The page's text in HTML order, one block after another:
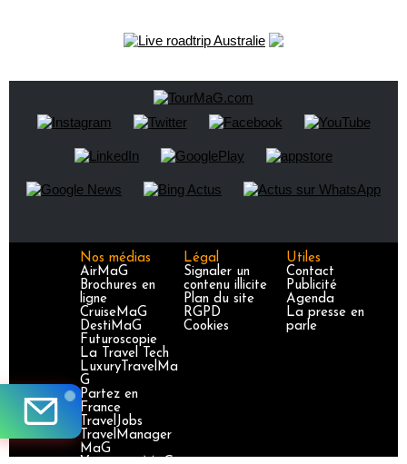
Nos médias
AirMaG
Brochures en
ligne
CruiseMaG
DestiMaG
Futuroscopie
La Travel Tech
LuxuryTravelMa
G
Partez en
France
TravelJobs
TravelManager
MaG
Légal
Signaler un
contenu illicite
Plan du site
RGPD
Cookies
Utiles
Contact
Publicité
Agenda
La presse en
parle